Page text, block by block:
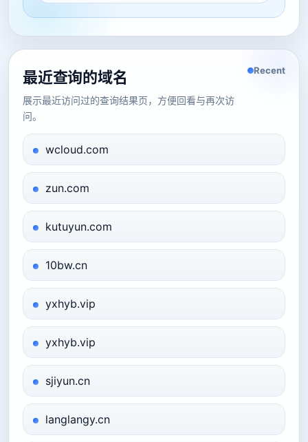
最近查询的域名
展示最近访问过的查询结果页，方便回看与再次访
问。
Recent
wcloud.com
zun.com
kutuyun.com
10bw.cn
yxhyb.vip
yxhyb.vip
sjiyun.cn
langlangy.cn